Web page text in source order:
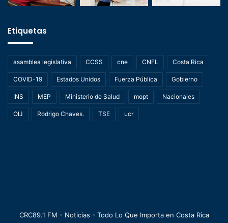
Etiquetas
asamblea legislativa CCSS cne CNFL Costa Rica
COVID-19 Estados Unidos Fuerza Pública Gobierno
INS MEP Ministerio de Salud mopt Nacionales
OIJ Rodrigo Chaves. TSE ucr
CRC89.1 FM - Noticias - Todo Lo Que Importa en Costa Rica